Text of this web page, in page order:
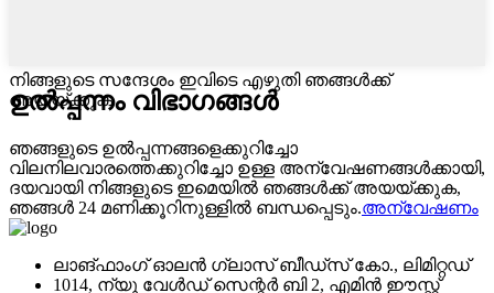
നിങ്ങളുടെ സന്ദേശം ഇവിടെ എഴുതി ഞങ്ങൾക്ക്
അയയ്ക്കുക
ഉൽപ്പന്നം വിഭാഗങ്ങൾ
ഞങ്ങളുടെ ഉൽ‌പ്പന്നങ്ങളെക്കുറിച്ചോ
വിലനിലവാരത്തെക്കുറിച്ചോ ഉള്ള അന്വേഷണങ്ങൾ‌ക്കായി,
ദയവായി നിങ്ങളുടെ ഇമെയിൽ‌ ഞങ്ങൾ‌ക്ക് അയയ്‌ക്കുക,
ഞങ്ങൾ‌ 24 മണിക്കൂറിനുള്ളിൽ‌ ബന്ധപ്പെടും.അന്വേഷണം
ലാങ്‌ഫാംഗ് ഓലൻ ഗ്ലാസ് ബീഡ്‌സ് കോ., ലിമിറ്റഡ്
1014, ന്യൂ വേൾഡ് സെന്റർ ബി 2, എമിൻ ഈസ്റ്റ്